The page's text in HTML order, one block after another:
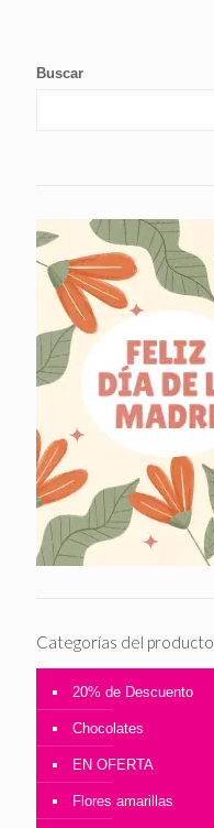
Buscar
Categorías del producto
20% de Descuento
Chocolates
EN OFERTA
Flores amarillas